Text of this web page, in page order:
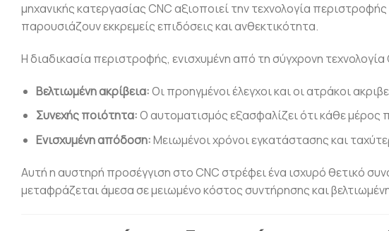
μηχανικής κατεργασίας CNC αξιοποιεί την τεχνολογία
παρουσιάζουν εκκρεμείς επιδόσεις και ανθεκτικότητα.
Η διαδικασία περιστροφής, ενισχυμένη από τη σύγχρονη
Βελτιωμένη ακρίβεια:Οι προηγμένοι έλεγχοι και οι ατράκοι
Συνεχής ποιότητα:Ο αυτοματισμός εξασφαλίζει ότι κάθε
Ενισχυμένη απόδοση:Μειωμένοι χρόνοι εγκατάστασης και
Αυτή η αυστηρή προσέγγιση στο CNC στρέφει ένα ισχυρό θετικό
μεταφράζεται άμεσα σε μειωμένο κόστος συντήρησης και